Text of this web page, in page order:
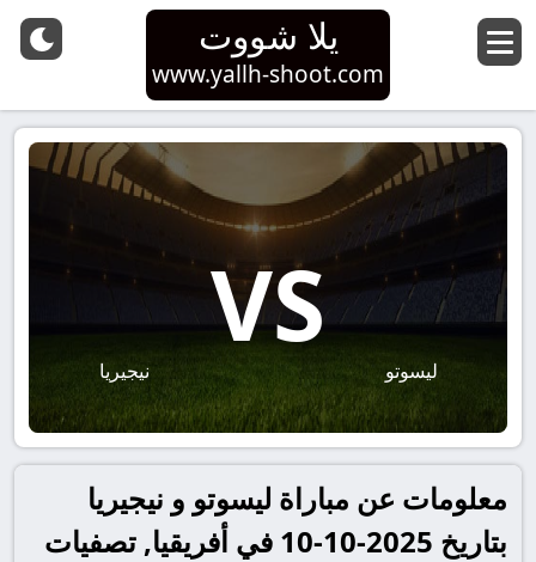
يلا شووت
www.yallh-shoot.com
ليسوتو
VS
نيجيريا
معلومات عن مباراة ليسوتو و نيجيريا
بتاريخ 2025-10-10 في أفريقيا, تصفيات